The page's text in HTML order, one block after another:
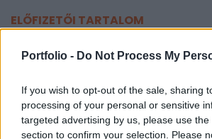
Portfolio - Do Not Process My
If you wish to opt-out of the sale, sharing
processing of your personal or sensitive
targeted advertising by us, please use
section to confirm your selection. Please
ELŐFIZETŐI TARTALOM
Miért görcsöl az
Webbeteg.hu
2016. szeptember 10. 09:55